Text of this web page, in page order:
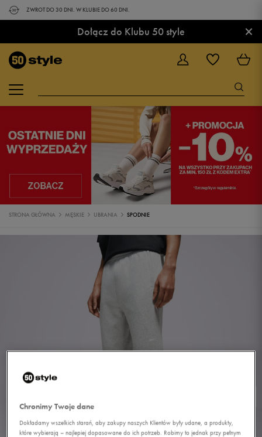
ZWROT DO 30 DNI. W KLUBIE DO 60 DNI.
Dołącz do Klubu 50 style ×
STRONA GŁÓWNA MĘSKIE UBRANIA SPODNIE
Chronimy Twoje dane
Dokładamy wszelkich starań, aby zakupy naszych Klientów były udane, a produkty,
które wybierają – najlepiej dopasowane do ich potrzeb. Robimy to jednak przy pełnym